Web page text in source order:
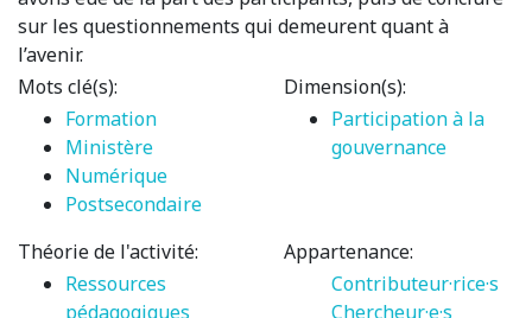
sur les questionnements qui demeurent quant à
l’avenir.
Mots clé(s):
Formation
Ministère
Numérique
Postsecondaire
Dimension(s):
Participation à la
gouvernance
Théorie de l'activité:
Ressources
pédagogiques
Appartenance:
Contributeur·rice·s
Chercheur·e·s